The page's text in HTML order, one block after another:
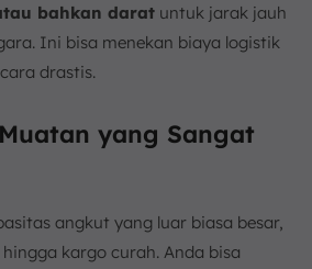
bahkan darat untuk jarak jauh
Ini bisa menekan biaya logistik
drastis.
yang Sangat
angkut yang luar biasa besar,
kargo curah. Anda bisa